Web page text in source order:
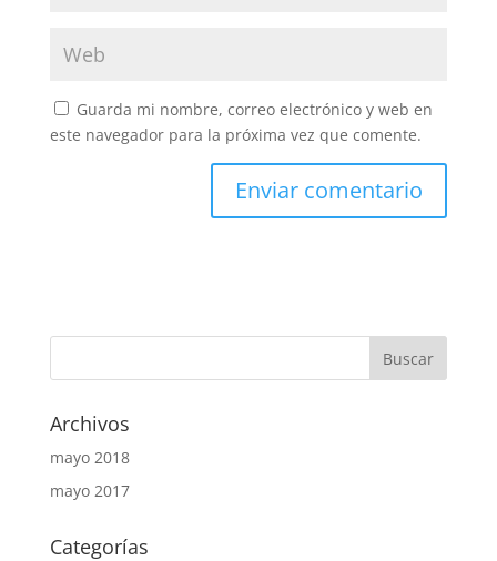
Guarda mi nombre, correo electrónico y web en
este navegador para la próxima vez que comente.
Archivos
mayo 2018
mayo 2017
Categorías